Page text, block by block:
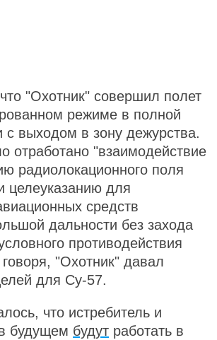
"Охотник" совершил полет
режиме в полной
с выходом в зону дежурства.
отработано "взаимодействие
радиолокационного поля
целеуказанию для
средств
дальности без захода
противодействия
"Охотник" давал
для Су-57.
что истребитель и
будущем будут работать в